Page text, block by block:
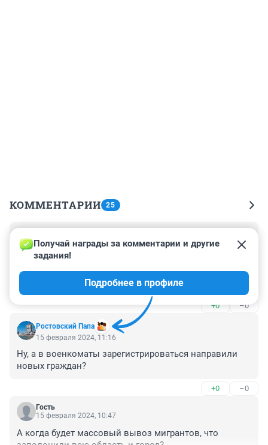
КОММЕНТАРИИ 25
15 февраля 2024, 13:38
Пока здесь правят бал "уважаемые люди" (т.е.
выходцы с кавказских республик) - ничего не
поменяется. Абсолютно ничего.
+0 –0
Ростовский Папа
Получай награды за комментарии и другие
задания!
Подробнее в профиле
15 февраля 2024, 11:16
Ну, а в военкоматы зарегистрироваться направили
новых граждан?
+0 –0
Гость
15 февраля 2024, 10:47
А когда будет массовый вывоз мигрантов, что